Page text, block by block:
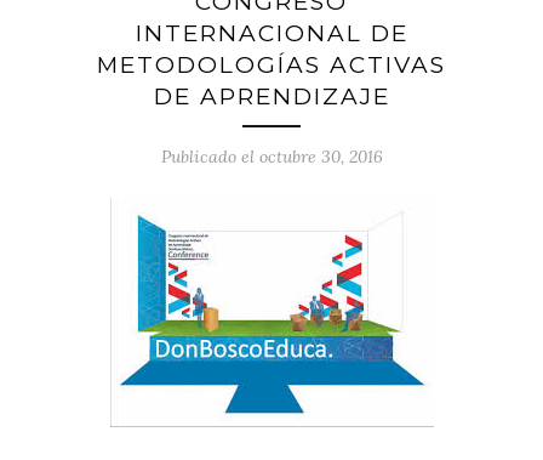
INTERNACIONAL DE
METODOLOGÍAS ACTIVAS
DE APRENDIZAJE
Publicado el octubre 30, 2016